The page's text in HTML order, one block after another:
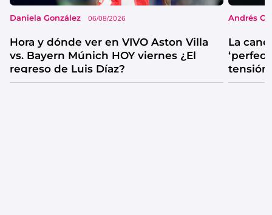
Daniela González 06/08/2026
Hora y dónde ver en VIVO Aston Villa
vs. Bayern Múnich HOY viernes ¿El
regreso de Luis Díaz?
Andrés
La
tensión
catarsis